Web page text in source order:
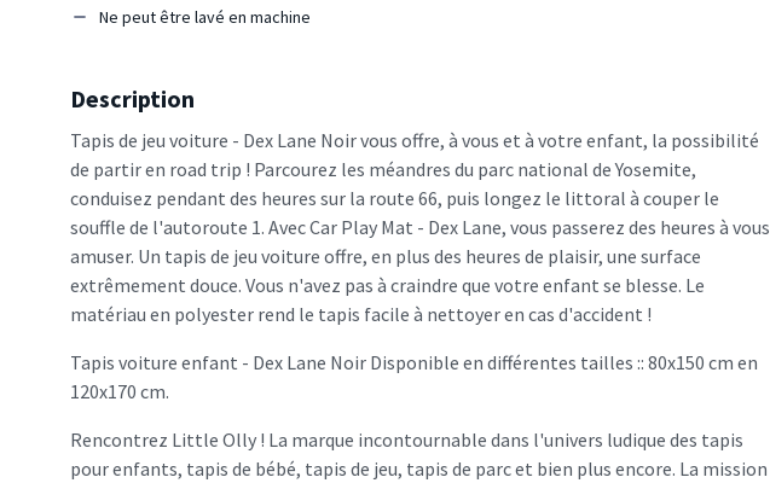
Ne peut être lavé en machine
Description
Tapis de jeu voiture - Dex Lane Noir vous offre, à vous et à votre enfant, la possibilité
de partir en road trip ! Parcourez les méandres du parc national de Yosemite,
conduisez pendant des heures sur la route 66, puis longez le littoral à couper le
souffle de l'autoroute 1. Avec Car Play Mat - Dex Lane, vous passerez des heures à vous
amuser. Un tapis de jeu voiture offre, en plus des heures de plaisir, une surface
extrêmement douce. Vous n'avez pas à craindre que votre enfant se blesse. Le
matériau en polyester rend le tapis facile à nettoyer en cas d'accident !
Tapis voiture enfant - Dex Lane Noir Disponible en différentes tailles :: 80x150 cm en
120x170 cm.
Rencontrez Little Olly ! La marque incontournable dans l'univers ludique des tapis
pour enfants, tapis de bébé, tapis de jeu, tapis de parc et bien plus encore. La mission